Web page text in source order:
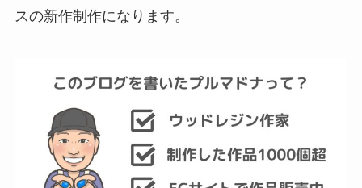
スの新作制作になります。